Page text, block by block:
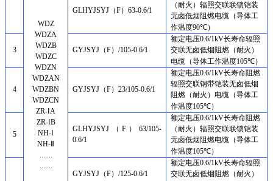
WDZ
WDZA
WDZB
WDZC
WDZN
WDZAN
WDZBN
WDZCN
ZR-ⅠA
ZR-ⅠB
NH-Ⅰ
NH-Ⅱ
.......
.......
GLHYJSYJ （F）63-0.6/1
（耐火）辐照交联联锁铠装
无卤低烟阻燃电缆（导体工
作温度90℃）
3 GYJSYJ （F）/105-0.6/1
额定电压0.6/1kV长寿命辐照
交联无卤低烟阻燃（耐火）
电缆（导体工作温度105℃）
4 GYJSYJ （F）23/105-0.6/1
额定电压0.6/1kV长寿命阻燃
辐照交联钢带铠装无卤低烟
阻燃（耐火）电缆（导体工
作温度105℃）
5
GLHYJSYJ （ F ） 63/105-
0.6/1
额定电压0.6/1kV长寿命阻燃
（耐火）辐照交联联锁铠装
无卤低烟阻燃电缆（导体工
作温度105℃）
GYJSYJ （F）/125-0.6/1
额定电压0.6/1kV长寿命辐照
交联无卤低烟阻燃（耐火）